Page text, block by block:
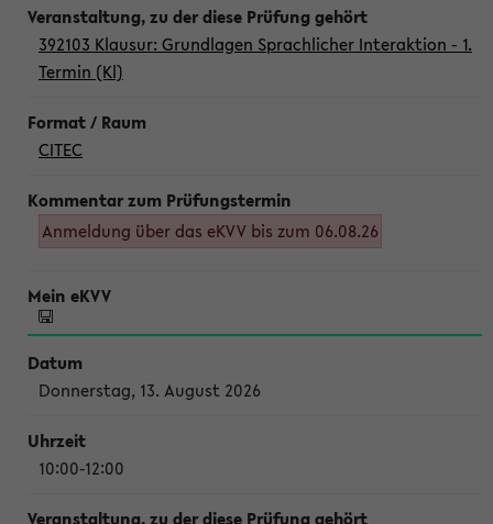
392103 Klausur: Grundlagen Sprachlicher Interaktion - 1.
Termin (Kl)
CITEC
Anmeldung über das eKVV bis zum 06.08.26
Donnerstag, 13. August 2026
10:00-12:00